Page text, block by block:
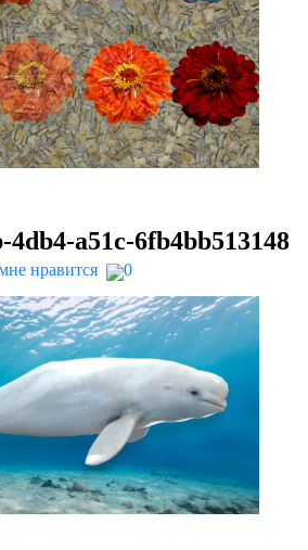
4db4-a51c-6fb4bb513148
нравится 0